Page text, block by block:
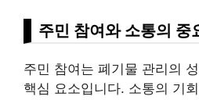
주민 참여와 소통의 중
주민 참여는 폐기물 관리의
핵심 요소입니다. 소통의 기